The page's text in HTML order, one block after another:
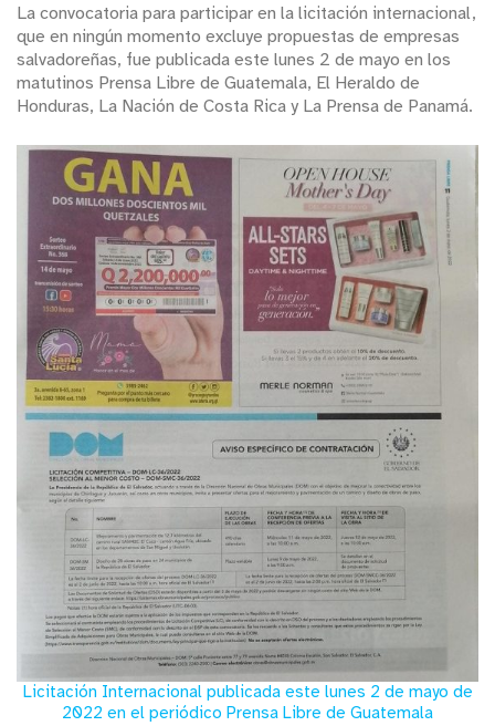
La convocatoria para participar en la licitación internacional,
que en ningún momento excluye propuestas de empresas
salvadoreñas, fue publicada este lunes 2 de mayo en los
matutinos Prensa Libre de Guatemala, El Heraldo de
Honduras, La Nación de Costa Rica y La Prensa de Panamá.
Licitación Internacional publicada este lunes 2 de mayo de
2022 en el periódico Prensa Libre de Guatemala